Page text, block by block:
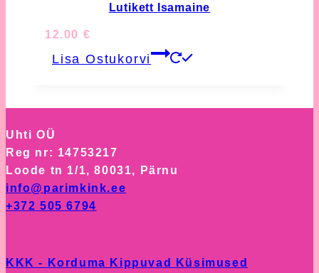
Lutikett Isamaine
12.00 €
Lisa Ostukorvi
Uhti OÜ
Reg nr: 14753217
Loode tn 1/1, 80031, Pärnu
info@parimkink.ee
+372 505 6794
KKK - Korduma Kippuvad Küsimused